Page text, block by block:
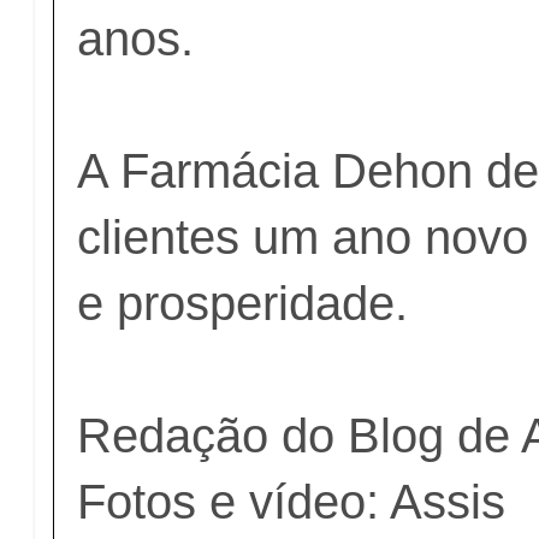
anos.
A Farmácia Dehon
clientes um ano
e prosperidade.
Redação do Blog de
Fotos e vídeo: Assis